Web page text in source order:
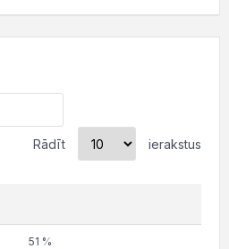
Rādīt ierakstus
51 %